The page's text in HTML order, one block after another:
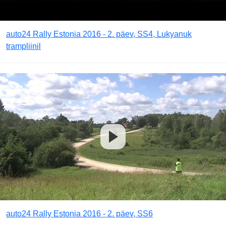
auto24 Rally Estonia 2016 - 2. päev, SS4, Lukyanuk
trampliinil
auto24 Rally Estonia 2016 - 2. päev, SS6